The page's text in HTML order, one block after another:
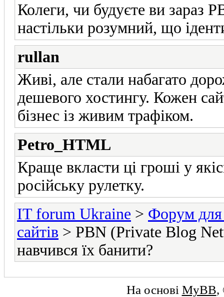
Колеги, чи будуєте ви зараз
настільки розумний, що
rullan
Живі, але стали набагато
дешевого хостингу. Кожен
бізнес із живим трафіком.
Petro_HTML
Краще вкласти ці гроші у
російську рулетку.
IT forum Ukraine > Форум для
сайтів > PBN (Private Blog
навчився їх банити?
На основі MyBB,